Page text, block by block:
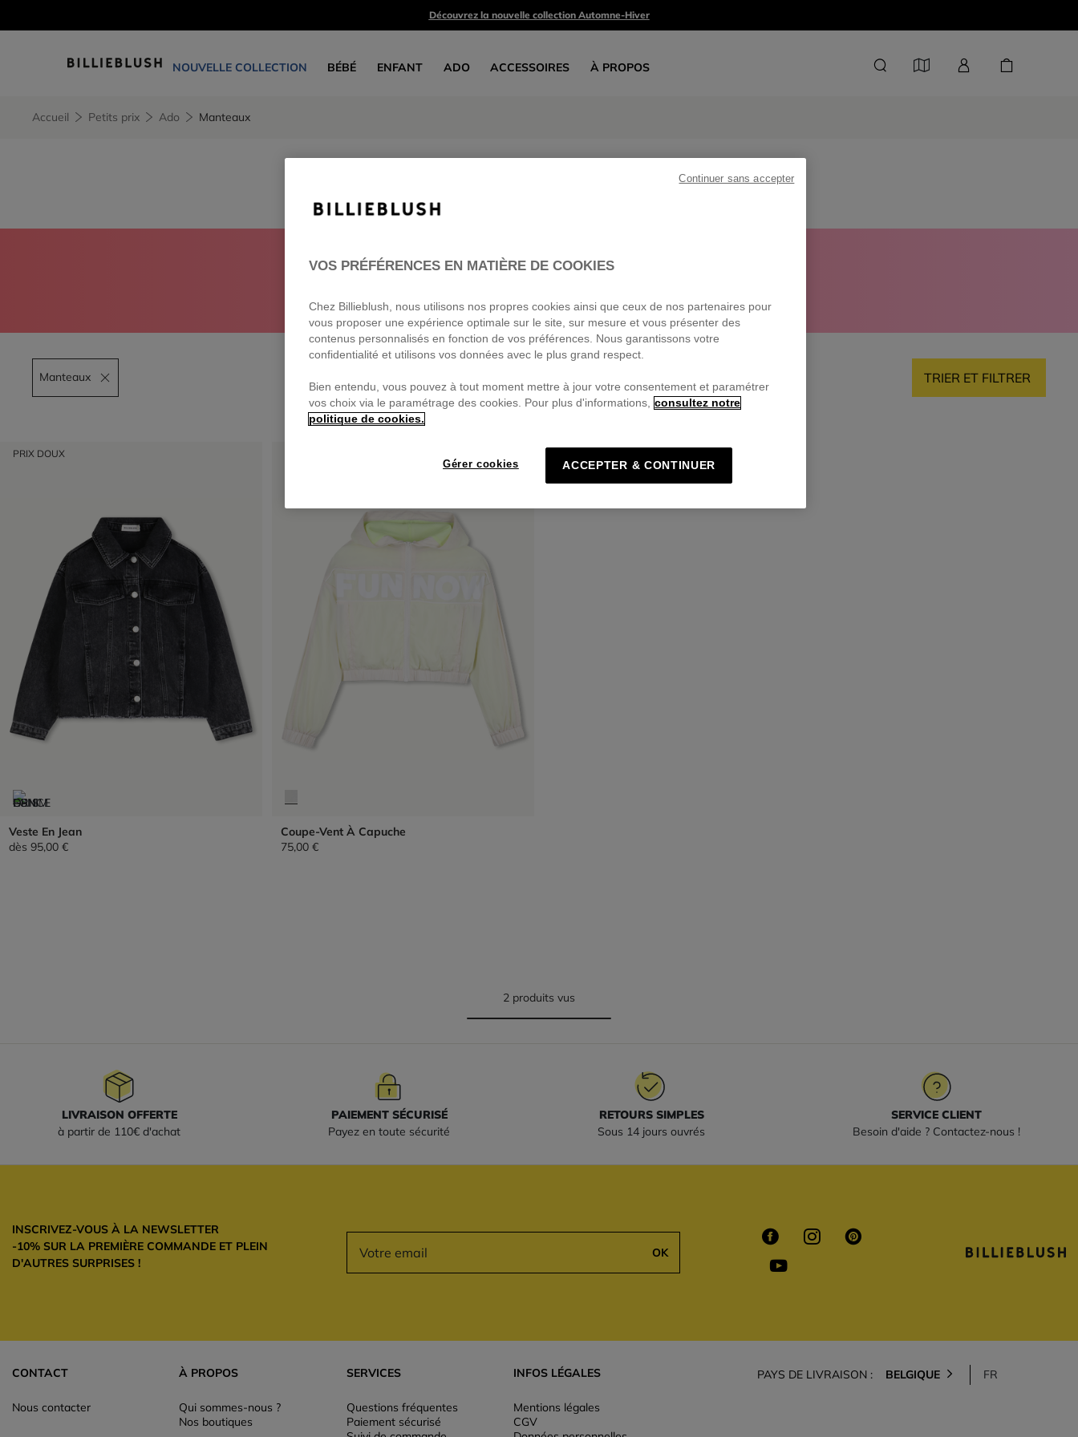
Découvrez la nouvelle collection Automne-Hiver
NOUVELLE COLLECTION BÉBÉ ENFANT ADO ACCESSOIRES À PROPOS
Accueil Petits prix Ado Manteaux
CONNECTEZ-VOUS POUR PROFITER D'UNE RÉDUCTION DE -30% À -50%
sur la collection printemps-été*
FILLE BÉBÉ VOIR TOUT
Manteaux
Remove filter Manteaux TRIER ET FILTRER
PRIX DOUX
Veste En Jean
dès 95,00 €
Coupe-Vent À Capuche
75,00 €
2 produits vus
LIVRAISON OFFERTE
à partir de 110€ d'achat
PAIEMENT SÉCURISÉ
Payez en toute sécurité
RETOURS SIMPLES
Sous 14 jours ouvrés
SERVICE CLIENT
Besoin d'aide ? Contactez-nous !
INSCRIVEZ-VOUS À LA NEWSLETTER
-10% SUR LA PREMIÈRE COMMANDE ET PLEIN
D'AUTRES SURPRISES !
OK
CONTACT
Nous contacter
À PROPOS
Qui sommes-nous ?
Nos boutiques
SERVICES
Questions fréquentes
Paiement sécurisé
INFOS LÉGALES
Mentions légales
CGV
PAYS DE LIVRAISON : BELGIQUE FR
VOS PRÉFÉRENCES EN MATIÈRE DE COOKIES
Chez Billieblush, nous utilisons nos propres cookies ainsi que ceux de nos partenaires pour
vous proposer une expérience optimale sur le site, sur mesure et vous présenter des
contenus personnalisés en fonction de vos préférences. Nous garantissons votre
confidentialité et utilisons vos données avec le plus grand respect.
Bien entendu, vous pouvez à tout moment mettre à jour votre consentement et paramétrer
vos choix via le paramétrage des cookies. Pour plus d'informations,
consultez notre
politique de cookies.
Gérer cookies ACCEPTER & CONTINUER
Continuer sans accepter